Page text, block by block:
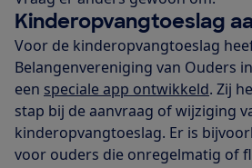
Kinderopvangtoeslag
Voor de kinderopvangtoeslag
Belangenvereniging van Ouders
een speciale app ontwikkeld. Zij
stap bij de aanvraag of wijziging
kinderopvangtoeslag. Er is
voor ouders die onregelmatig of